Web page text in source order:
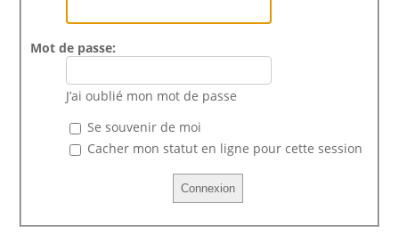
Mot de passe:
J’ai oublié mon mot de passe
Se souvenir de moi
Cacher mon statut en ligne pour cette session